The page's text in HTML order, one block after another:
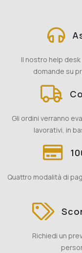
Il nostro help
domande su
Gli ordini verranno
lavorativi, in
Quattro modalità di
Richiedi un